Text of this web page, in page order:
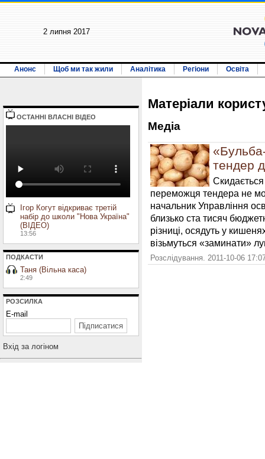
2 липня 2017
Анонс Щоб ми так жили Аналітика Регіони Освіта
ОСТАННI ВЛАСНI ВIДЕО
Ігор Когут відкриває третій
набір до школи "Нова Україна"
(ВІДЕО)
13:56
ПОДКАСТИ
Таня (Вільна каса)
2:49
РОЗСИЛКА
E-mail
Вхiд за логiном
Матерiали
Медiа
тендер
переможця тендера не
начальник Управління
близько ста тисяч
різниці, осядуть у
візьмуться «заминати»
Розслідування. 2011-10-06